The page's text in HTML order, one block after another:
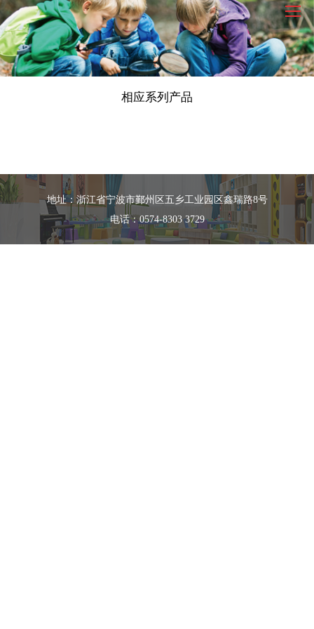
相应系列产品
地址：浙江省宁波市鄞州区五乡工业园区鑫瑞路8号
电话：0574-8303 3729